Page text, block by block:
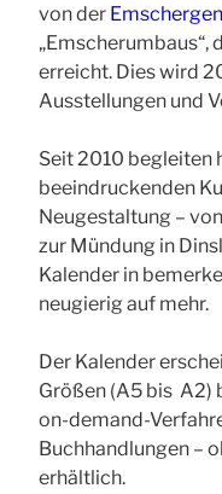
von der
„Emscherumbaus“,
erreicht. Dies wird
Ausstellungen und
Seit 2010 begleiten
beeindruckenden
Neugestaltung –
zur Mündung in
Kalender in
neugierig auf mehr.
Der Kalender
Größen (A5 bis A2)
on-demand-
Buchhandlungen –
erhältlich.